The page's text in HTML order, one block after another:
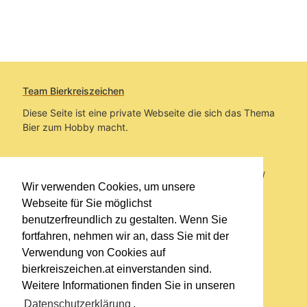
Wir verwenden Cookies, um unsere
Webseite für Sie möglichst
benutzerfreundlich zu gestalten. Wenn Sie
fortfahren, nehmen wir an, dass Sie mit der
Verwendung von Cookies auf
bierkreiszeichen.at einverstanden sind.
Weitere Informationen finden Sie in unseren
Datenschutzerklärung .
Team Bierkreiszeichen
Diese Seite ist eine private Webseite die sich das Thema
Bier zum Hobby macht.
Sie befinden sich auf https://www.bierkreiszeichen.at/
im Pfad:Übers Bier/Biersorten
Erstellt: 2012-08-22
Links
Impressum